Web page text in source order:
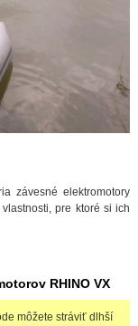
závesné elektromotory
pre ktoré si ich
RHINO VX
môžete stráviť dlhší